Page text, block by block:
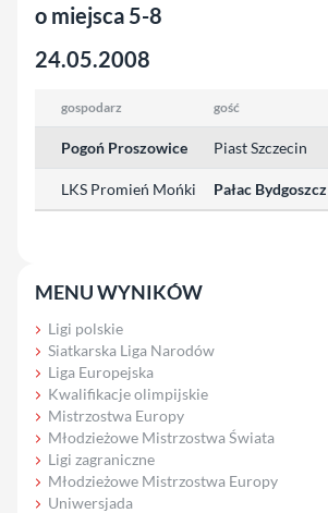
o miejsca 5-8
24.05.2008
gospodarz gość
Pogoń Proszowice Piast Szczecin
LKS Promień Mońki Pałac Bydgoszcz
MENU WYNIKÓW
Ligi polskie
Siatkarska Liga Narodów
Liga Europejska
Kwalifikacje olimpijskie
Mistrzostwa Europy
Młodzieżowe Mistrzostwa Świata
Ligi zagraniczne
Młodzieżowe Mistrzostwa Europy
Uniwersjada